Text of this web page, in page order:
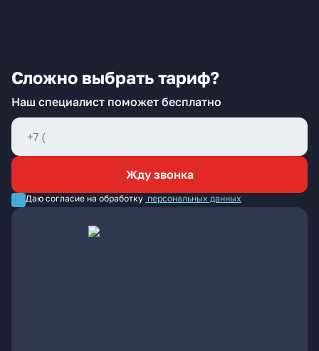
Сложно выбрать тариф?
Наш специалист поможет бесплатно
Жду звонка
Даю согласие на обработку персональных данных